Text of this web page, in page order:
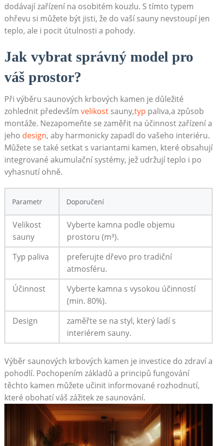
dodávají zařízení na osobitém kouzlu. S tímto typem
ohřevu si můžete být jisti, že do vaší sauny nevstoupí jen
teplo, ale i pocit útulnosti a pohody.
Jak vybrat správný model pro
váš prostor?
Při výběru saunových krbových kamen je důležité
zohlednit především velikostsauny,typ paliva,a způsob
montáže. Nezapomeňte se zaměřit na účinnost zařízení a
jeho design, aby harmonicky zapadl do vašeho interiéru.
Můžete se také setkat s variantami kamen, které obsahují
integrované akumulační systémy, jež udržují teplo i po
vyhasnutí ohně.
Parametr Doporučení
Velikost
sauny
Vyberte kamna podle objemu
prostoru (m³).
Typ paliva
preferujte dřevo pro tradiční
atmosféru.
Účinnost
Vyberte kamna s vysokou účinností
(min. 80%).
Design
zaměřte se na styl, který ladí s
interiérem sauny.
Výběr saunových krbových kamen je investice do zdraví a
pohodlí. Pochopením základů a principů fungování
těchto kamen můžete učinit informované rozhodnutí,
které obohatí váš zážitek ze saunování.